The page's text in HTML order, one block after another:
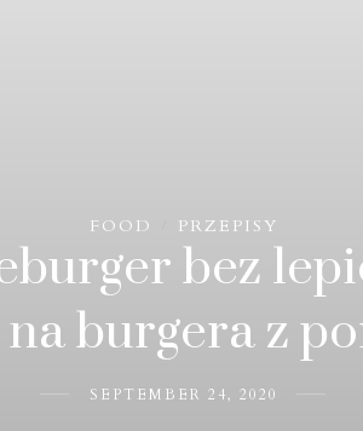
FOOD PRZEPISY
bez
burgera z
SEPTEMBER 24, 2020